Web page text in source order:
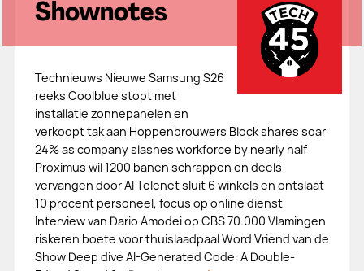
Shownotes
Technieuws Nieuwe Samsung S26
reeks Coolblue stopt met
installatie zonnepanelen en
verkoopt tak aan Hoppenbrouwers Block shares soar
24% as company slashes workforce by nearly half
Proximus wil 1200 banen schrappen en deels
vervangen door AI Telenet sluit 6 winkels en ontslaat
10 procent personeel, focus op online dienst
Interview van Dario Amodei op CBS 70.000 Vlamingen
riskeren boete voor thuislaadpaal Word Vriend van de
Show Deep dive AI-Generated Code: A Double-